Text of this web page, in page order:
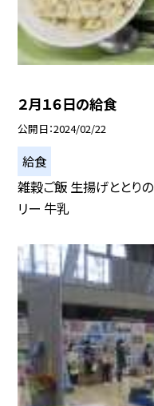
２月１６日の給食
公開日 2024/02/22
給食
雑穀ご飯 生揚げととり
リー 牛乳